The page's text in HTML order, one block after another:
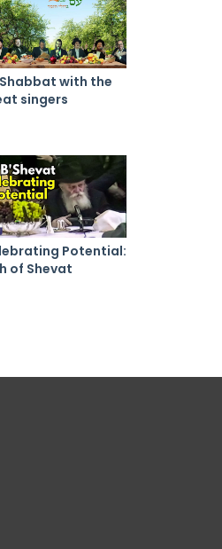
with the
singers
Potential:
of Shevat